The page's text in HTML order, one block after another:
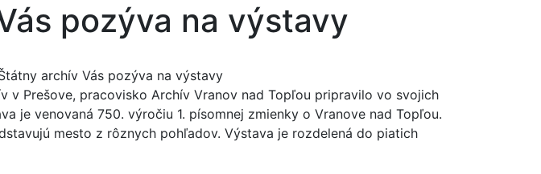
pozýva na výstavy
archív Vás pozýva na výstavy
v Prešove, pracovisko Archív Vranov nad Topľou pripravilo vo svojich
je venovaná 750. výročiu 1. písomnej zmienky o Vranove nad Topľou.
mesto z rôznych pohľadov. Výstava je rozdelená do piatich